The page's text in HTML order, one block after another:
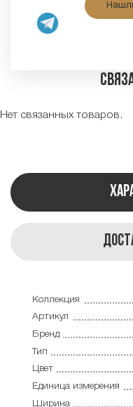
Нет связанных товаров.
Коллекция
Артикул
Бренд
Тип
Цвет
Единица измерения
Ширина